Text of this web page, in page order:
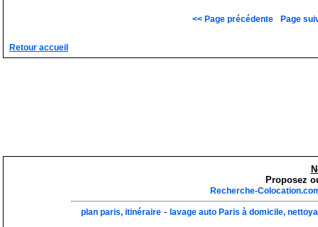
<< Page précédente Page
Retour accueil
Proposez
Recherche-
plan paris, itinéraire - lavage auto Paris à domicile,